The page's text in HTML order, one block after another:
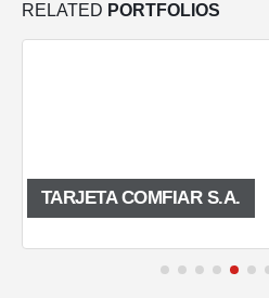
RELATED PORTFOLIOS
TARJETA COMFIAR S.A.